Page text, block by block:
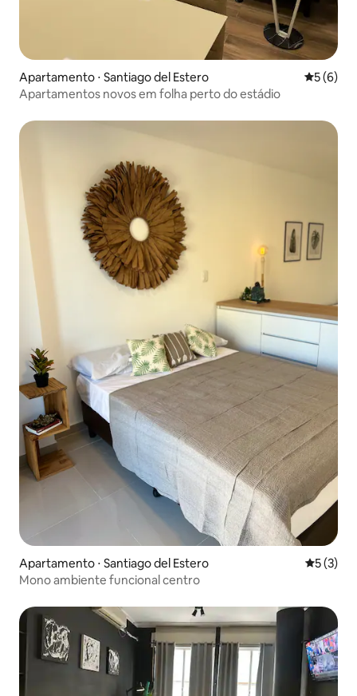
Apartamento ⋅ Santiago del Estero 5 de
5 (6)
Apartamentos novos em folha perto do estádio
Apartamento ⋅ Santiago del Estero 5 de
5 (3)
Mono ambiente funcional centro